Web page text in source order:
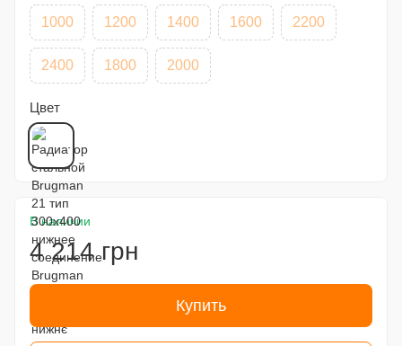
1000 1200 1400 1600 2200
2400 1800 2000
Цвет
В наличии
4 214 грн
Купить